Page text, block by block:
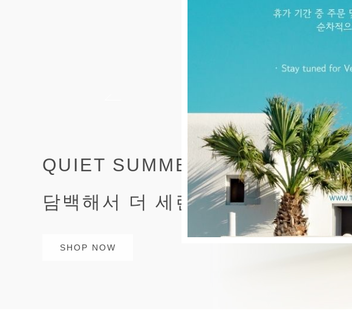
QUIET SUMMER STYLE
담백해서 더 세련된 여름
SHOP NOW